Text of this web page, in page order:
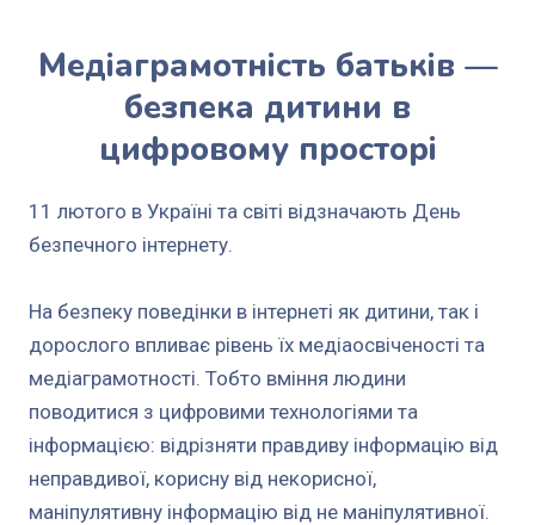
Медіаграмотність батьків —
безпека дитини в
цифровому просторі
11 лютого в Україні та світі відзначають День
безпечного інтернету.
На безпеку поведінки в інтернеті як дитини, так і
дорослого впливає рівень їх медіаосвіченості та
медіаграмотності. Тобто вміння людини
поводитися з цифровими технологіями та
інформацією: відрізняти правдиву інформацію від
неправдивої, корисну від некорисної,
маніпулятивну інформацію від не маніпулятивної.